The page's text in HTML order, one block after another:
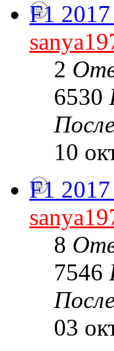
F1
2
6530
10
F1
8
7546
03